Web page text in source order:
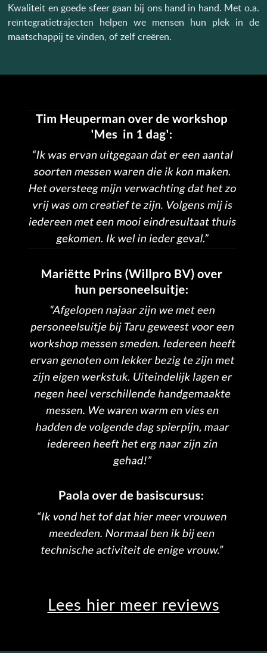
Kwaliteit en goede sfeer gaan bij ons hand in hand. Met o.a.
reïntegratietrajecten helpen we mensen hun plek in de
maatschappij te vinden, of zelf creëren.
Lees hier meer reviews